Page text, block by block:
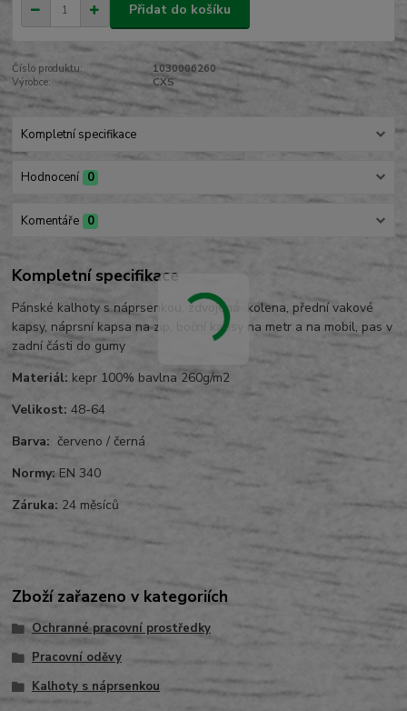
Přidat do košíku
Číslo produktu:
1030006260
Výrobce:
CXS
Kompletní specifikace
Hodnocení 0
Komentáře 0
Kompletní specifikace
Pánské kalhoty s náprsenkou, zdvojená kolena, přední vakové
kapsy, náprsní kapsa na zip, boční kapsy na metr a na mobil, pas v
zadní části do gumy
Materiál: kepr 100% bavlna 260g/m2
Velikost: 48-64
Barva: červeno / černá
Normy: EN 340
Záruka: 24 měsíců
Zboží zařazeno v kategoriích
Ochranné pracovní prostředky
Pracovní oděvy
Kalhoty s náprsenkou